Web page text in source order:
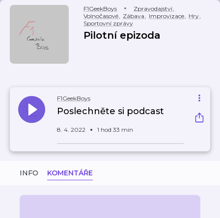
F1GeekBoys Zpravodajství,
Volnočasové, Zábava, Improvizace, Hry,
Sportovní zprávy
Pilotní epizoda
F1GeekBoys
Poslechněte si podcast
8. 4. 2022 1 hod 33 min
INFO KOMENTÁŘE